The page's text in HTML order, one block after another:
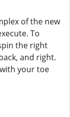
of the new
To
the right
and right.
your toe